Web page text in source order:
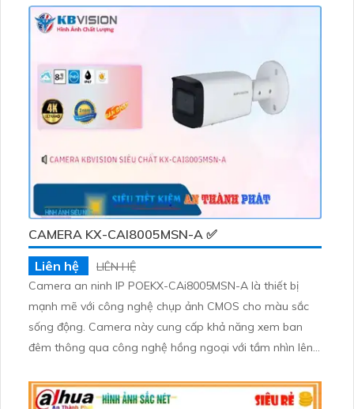
CAMERA KX-CAI8005MSN-A ✅
Liên hệ
LIÊN HỆ
Camera an ninh IP POEKX-CAi8005MSN-A là thiết bị
mạnh mẽ với công nghệ chụp ảnh CMOS cho màu sắc
sống động. Camera này cung cấp khả năng xem ban
đêm thông qua công nghệ hồng ngoại với tầm nhìn lên
mang lại chất lượng hình ảnh sắc nét. Đặc biệt, camera